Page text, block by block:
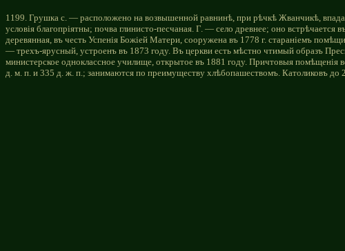
1199. Грушка с. — расположено на возвышенной равнинѣ, при рѣчкѣ Жванчикѣ,
условія благопріятны; почва глинисто-песчаная. Г. — село древнее; оно
деревянная, въ честь Успенія Божіей Матери, сооружена въ 1778 г. стараніемъ
— трехъ-ярусный, устроенъ въ 1873 году. Въ церкви есть мѣстно чтимый образъ
министерское одноклассное училище, открытое въ 1881 году. Причтовыя
д. м. п. и 335 д. ж. п.; занимаются по преимуществу хлѣбопашествомъ. Католиковъ до